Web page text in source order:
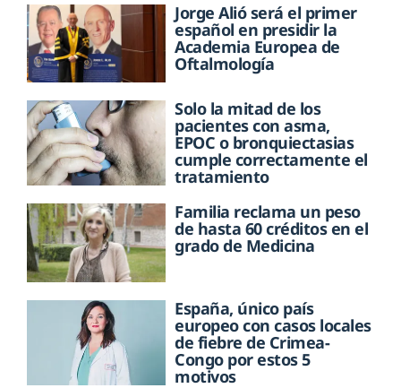
Jorge Alió será el primer
español en presidir la
Academia Europea de
Oftalmología
Solo la mitad de los
pacientes con asma,
EPOC o bronquiectasias
cumple correctamente el
tratamiento
Familia reclama un peso
de hasta 60 créditos en el
grado de Medicina
España, único país
europeo con casos locales
de fiebre de Crimea-
Congo por estos 5
motivos